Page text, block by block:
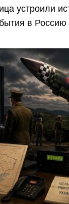
устроили
в Россию